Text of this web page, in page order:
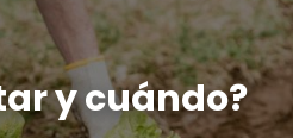
y cuándo?